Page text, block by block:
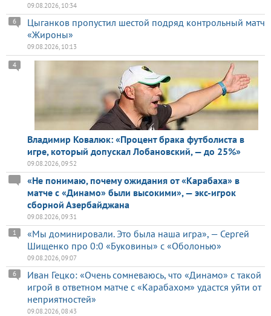
09.08.2026, 10:34
Цыганков пропустил шестой подряд контрольный матч
«Жироны»
6
09.08.2026, 10:13
Владимир Ковалюк: «Процент брака футболиста в
игре, который допускал Лобановский, — до 25%»
4
09.08.2026, 09:52
«Не понимаю, почему ожидания от «Карабаха» в
матче с «Динамо» были высокими», — экс-игрок
сборной Азербайджана
09.08.2026, 09:31
«Мы доминировали. Это была наша игра», — Сергей
Шищенко про 0:0 «Буковины» с «Оболонью»
1
09.08.2026, 09:07
Иван Гецко: «Очень сомневаюсь, что «Динамо» с такой
игрой в ответном матче с «Карабахом» удастся уйти от
неприятностей»
6
09.08.2026, 08:43